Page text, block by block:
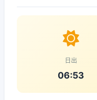
日出
06:53